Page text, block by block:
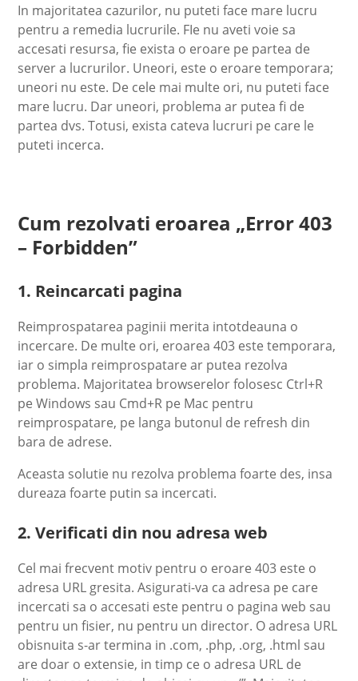
In majoritatea cazurilor, nu puteti face mare lucru
pentru a remedia lucrurile. FIe nu aveti voie sa
accesati resursa, fie exista o eroare pe partea de
server a lucrurilor. Uneori, este o eroare temporara;
uneori nu este. De cele mai multe ori, nu puteti face
mare lucru. Dar uneori, problema ar putea fi de
partea dvs. Totusi, exista cateva lucruri pe care le
puteti incerca.
Cum rezolvati eroarea „Error 403
– Forbidden”
1. Reincarcati pagina
Reimprospatarea paginii merita intotdeauna o
incercare. De multe ori, eroarea 403 este temporara,
iar o simpla reimprospatare ar putea rezolva
problema. Majoritatea browserelor folosesc Ctrl+R
pe Windows sau Cmd+R pe Mac pentru
reimprospatare, pe langa butonul de refresh din
bara de adrese.
Aceasta solutie nu rezolva problema foarte des, insa
dureaza foarte putin sa incercati.
2. Verificati din nou adresa web
Cel mai frecvent motiv pentru o eroare 403 este o
adresa URL gresita. Asigurati-va ca adresa pe care
incercati sa o accesati este pentru o pagina web sau
pentru un fisier, nu pentru un director. O adresa URL
obisnuita s-ar termina in .com, .php, .org, .html sau
are doar o extensie, in timp ce o adresa URL de